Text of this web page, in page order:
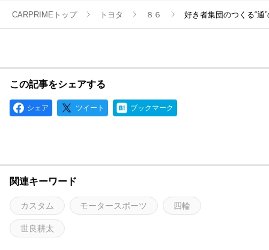
CARPRIMEトップ トヨタ ８６ 好き者集団のつくる“通
この記事をシェアする
シェア ツイート ブックマーク
関連キーワード
カスタム モータースポーツ 四輪
世良耕太